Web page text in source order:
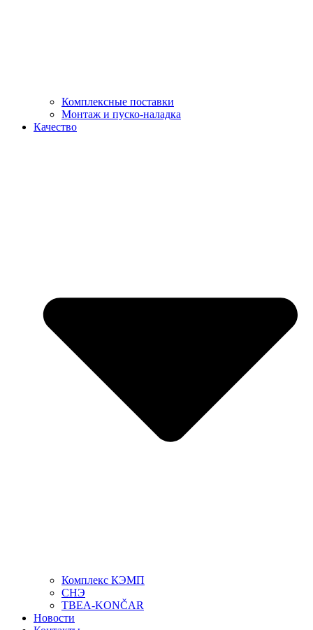
Комплексные поставки
Монтаж и пуско-наладка
Качество
Комплекс КЭМП
СНЭ
TBEA-KONČAR
Новости